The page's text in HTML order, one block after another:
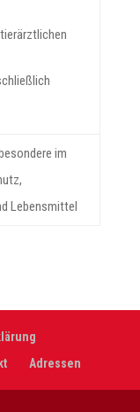
im
Lebensmittel
Adressen